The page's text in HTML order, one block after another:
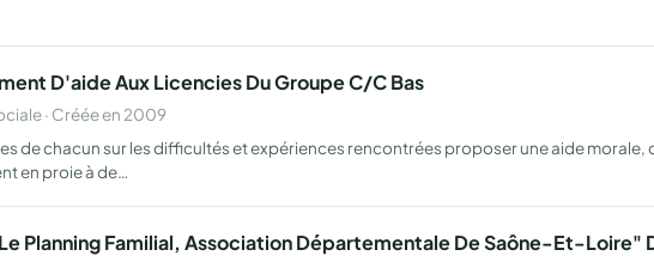
D'aide Aux Licencies Du Groupe C/C Bas
· Créée en 2009
de chacun sur les difficultés et expériences rencontrées proposer une aide
en proie à de…
Planning Familial, Association Départementale De Saône-Et-Loire"